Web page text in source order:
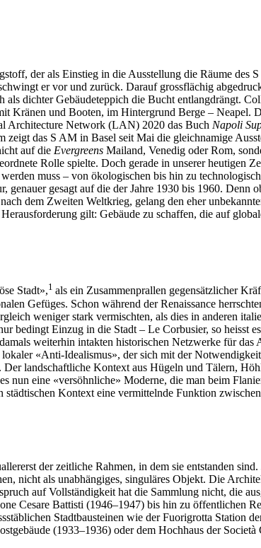
der als Einstieg in die Ausstellung die Räume des
er vor und zurück. Darauf grossflächig
dichter Gebäudeteppich die Bucht entlangdrängt.
Kränen und Booten, im Hintergrund Berge – Neapel.
Architecture Network (LAN) 2020 das Buch Napoli
zeigt das S AM in Basel seit Mai die gleichnamige
auf die Evergreens Mailand, Venedig oder Rom,
Rolle spielte. Doch gerade in unserer heutigen
muss – von ökologischen bis hin zu
gesagt auf die der Jahre 1930 bis 1960. Denn
dem Zweiten Weltkrieg, gelang den eher
gilt: Gebäude zu schaffen, die auf
Stadt»,1 als ein Zusammenprallen gegensätzlicher
Gefüges. Schon während der Renaissance
weniger stark vermischten, als dies in anderen
bedingt Einzug in die Stadt – Le Corbusier, so heisst
weiterhin intakten historischen Netzwerke für das
«Anti-Idealismus», der sich mit der
landschaftliche Kontext aus Hügeln und Tälern,
nun eine «versöhnliche» Moderne, die man beim
Kontext eine vermittelnde Funktion
der zeitliche Rahmen, in dem sie entstanden sind.
nicht als unabhängiges, singuläres Objekt. Die
auf Vollständigkeit hat die Sammlung nicht, die
Cesare Battisti (1946–1947) bis hin zu öffentlichen
Stadtbausteinen wie der Fuorigrotta Station
(1933–1936) oder dem Hochhaus der